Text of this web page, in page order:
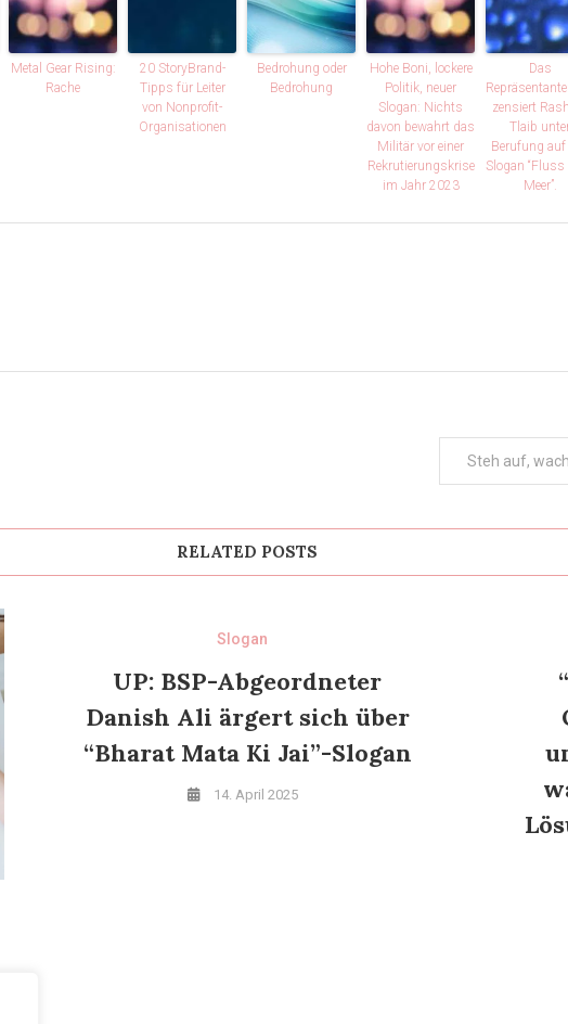
Metal Gear Rising:
Rache
20 StoryBrand-
Tipps für Leiter
von Nonprofit-
Organisationen
Bedrohung oder
Bedrohung
Hohe Boni, lockere
Politik, neuer
Slogan: Nichts
davon bewahrt das
Militär vor einer
Rekrutierungskrise
im Jahr 2023
Das
zensiert
Tlaib
Berufung auf
Slogan
Meer”.
Steh auf,
RELATED POSTS
Slogan
UP: BSP-Abgeordneter
Danish Ali ärgert sich über
“Bharat Mata Ki Jai”-Slogan
14. April 2025